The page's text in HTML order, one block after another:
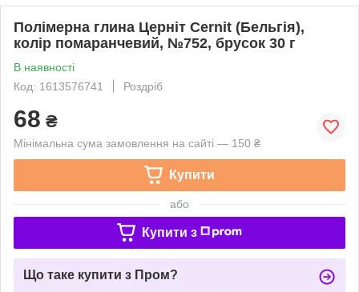
Полімерна глина Церніт Cernit (Бельгія),
колір помаранчевий, №752, брусок 30 г
В наявності
Код: 1613576741
Роздріб
68 ₴
Мінімальна сума замовлення на сайті — 150 ₴
Купити
або
Купити з
Що таке купити з Пром?